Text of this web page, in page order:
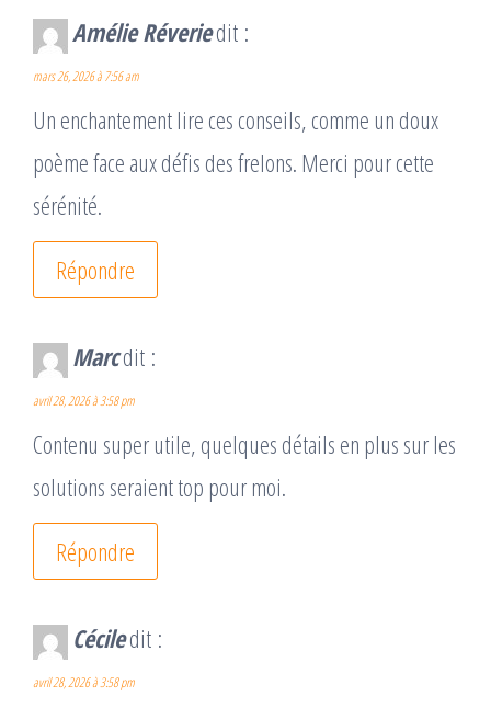
Amélie Réveriedit :
mars 26, 2026 à 7:56 am
Un enchantement lire ces conseils, comme un doux
poème face aux défis des frelons. Merci pour cette
sérénité.
Répondre
Marcdit :
avril 28, 2026 à 3:58 pm
Contenu super utile, quelques détails en plus sur les
solutions seraient top pour moi.
Répondre
Céciledit :
avril 28, 2026 à 3:58 pm